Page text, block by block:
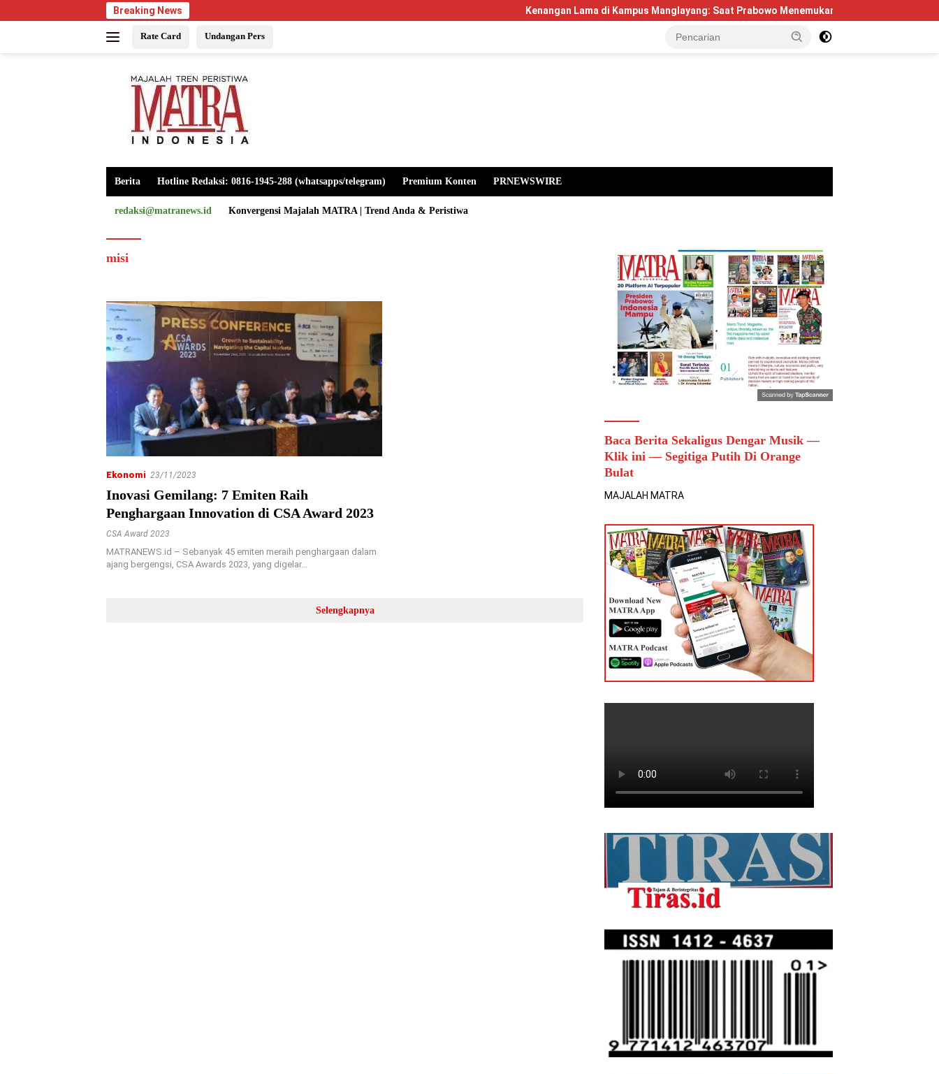
ke
Breaking News Kenangan Lama di Kampus Manglayang: Saat Prabowo Menemukan Kembali Jejak Sejarah IPDN
Rate Card Undangan Pers
Berita Hotline Redaksi: 0816-1945-288 (whatsapps/telegram) Premium Konten PRNEWSWIRE
redaksi@matranews.id Konvergensi Majalah MATRA | Trend Anda & Peristiwa
misi
Ekonomi 23/11/2023
Inovasi Gemilang: 7 Emiten Raih
Penghargaan Innovation di CSA Award 2023
CSA Award 2023
MATRANEWS.id – Sebanyak 45 emiten meraih penghargaan dalam
ajang bergengsi, CSA Awards 2023, yang digelar…
Selengkapnya
Baca Berita Sekaligus Dengar Musik —
Klik ini — Segitiga Putih Di Orange
Bulat
MAJALAH MATRA